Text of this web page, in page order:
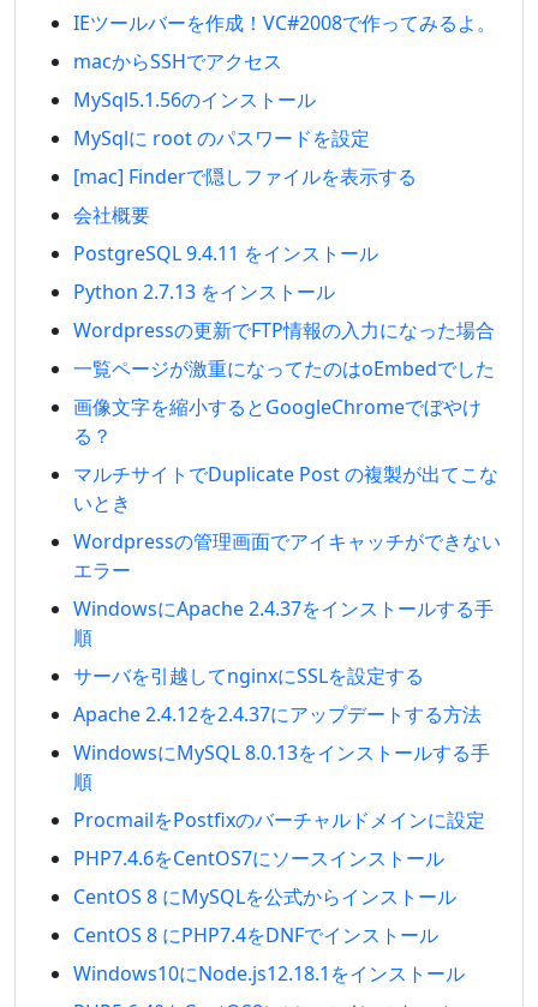
IEツールバーを作成！VC#2008で作ってみるよ。
macからSSHでアクセス
MySql5.1.56のインストール
MySqlに root のパスワードを設定
[mac] Finderで隠しファイルを表示する
会社概要
PostgreSQL 9.4.11 をインストール
Python 2.7.13 をインストール
Wordpressの更新でFTP情報の入力になった場合
一覧ページが激重になってたのはoEmbedでした
画像文字を縮小するとGoogleChromeでぼやけ
る？
マルチサイトでDuplicate Post の複製が出てこな
いとき
Wordpressの管理画面でアイキャッチができない
エラー
WindowsにApache 2.4.37をインストールする手
順
サーバを引越してnginxにSSLを設定する
Apache 2.4.12を2.4.37にアップデートする方法
WindowsにMySQL 8.0.13をインストールする手
順
ProcmailをPostfixのバーチャルドメインに設定
PHP7.4.6をCentOS7にソースインストール
CentOS 8 にMySQLを公式からインストール
CentOS 8 にPHP7.4をDNFでインストール
Windows10にNode.js12.18.1をインストール